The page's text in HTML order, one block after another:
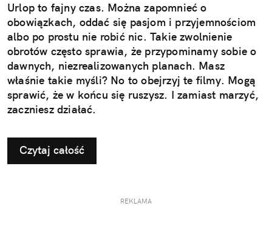
Urlop to fajny czas. Można zapomnieć o
obowiązkach, oddać się pasjom i przyjemnościom
albo po prostu nie robić nic. Takie zwolnienie
obrotów często sprawia, że przypominamy sobie o
dawnych, niezrealizowanych planach. Masz
właśnie takie myśli? No to obejrzyj te filmy. Mogą
sprawić, że w końcu się ruszysz. I zamiast marzyć,
zaczniesz działać.
Czytaj całość
REKLAMA